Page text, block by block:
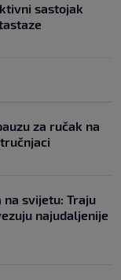
sastojak
za ručak na
na svijetu: Traju
najudaljenije